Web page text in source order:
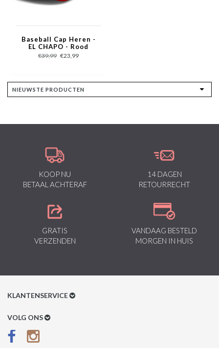
Baseball Cap Heren -
EL CHAPO - Rood
€39,99 €23,99
KOOP NU
BETAAL ACHTERAF
14 DAGEN
RETOURRECHT
GRATIS
VERZENDEN
VANDAAG BESTELD
MORGEN IN HUIS
KLANTENSERVICE
Klantenservice
Betaalmethoden
VOLG ONS